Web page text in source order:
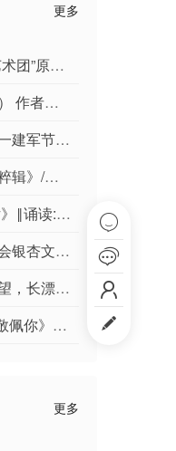
更多
【花木兰赞—为“北京大妞艺术团”原创舞蹈《木兰出征》配诗】作者任学路 朗诵者老沈
请欣赏：古诗词（组诗四首） 作者：傅博 主播：锦瑟华年
【风采文学★专题特刊】八一建军节作品选‖那年那月那些事//张家远‖诵读//曦鳐‖序列第000643号
宿富连教授《丙午夏格律诗粹辑》/桂林市诗词楹联学会叠彩诗社第167期.北京头条.都市头条
强朝晖《大国之声 有声名片》‖诵读:周伟（幽兰）
《心碎以后》环球爱华促进会银杏文集第2期（总第7期）
回访长江漂流路——四秩回望，长漂精神永存
聆听 ‖向日葵朗诵《军人我敬佩你》作者/王胜利
更多



